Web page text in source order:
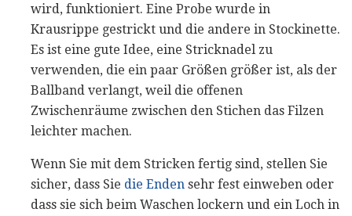
wird, funktioniert. Eine Probe wurde in
Krausrippe gestrickt und die andere in Stockinette.
Es ist eine gute Idee, eine Stricknadel zu
verwenden, die ein paar Größen größer ist, als der
Ballband verlangt, weil die offenen
Zwischenräume zwischen den Stichen das Filzen
leichter machen.
Wenn Sie mit dem Stricken fertig sind, stellen Sie
sicher, dass Sie die Enden sehr fest einweben oder
dass sie sich beim Waschen lockern und ein Loch in